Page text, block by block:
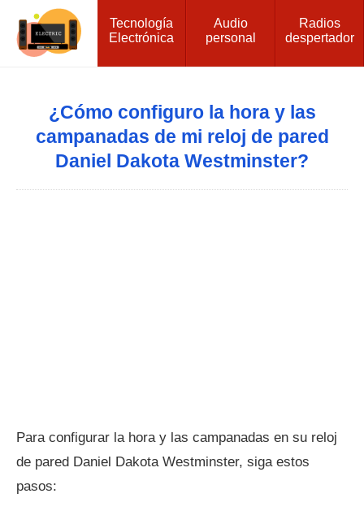
Tecnología
Electrónica
Audio
personal
Radios
despertador
¿Cómo configuro la hora y las
campanadas de mi reloj de pared
Daniel Dakota Westminster?
Para configurar la hora y las campanadas en su reloj
de pared Daniel Dakota Westminster, siga estos
pasos: